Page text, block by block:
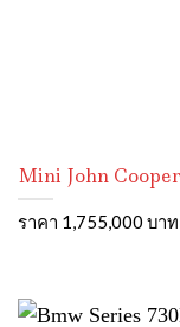
Mini John
ราคา 1,755,000 บาท